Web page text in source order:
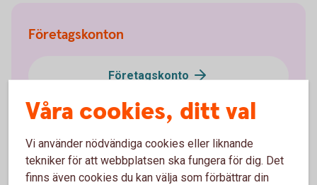
Företagskonton
Företagskonto
Bankgironummer
Klientmedelskonto
Våra cookies, ditt val
Vi använder nödvändiga cookies eller liknande
tekniker för att webbplatsen ska fungera för dig. Det
finns även cookies du kan välja som förbättrar din